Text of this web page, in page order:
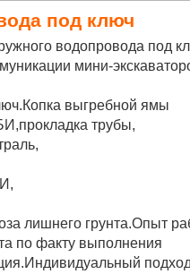
под ключ
водопровода под
мини-
выгребной ямы
трубы,
лишнего грунта.Опыт
по факту выполнения